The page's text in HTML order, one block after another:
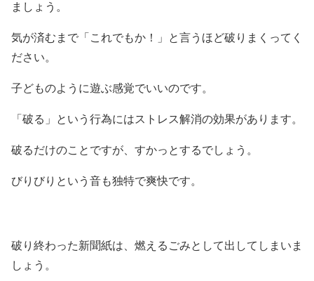
ましょう。
気が済むまで「これでもか！」と言うほど破りまくってく
ださい。
子どものように遊ぶ感覚でいいのです。
「破る」という行為にはストレス解消の効果があります。
破るだけのことですが、すかっとするでしょう。
びりびりという音も独特で爽快です。
破り終わった新聞紙は、燃えるごみとして出してしまいま
しょう。